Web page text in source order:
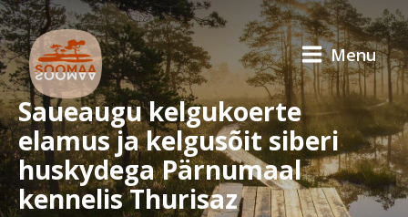
Menu
Saueaugu kelgukoerte
elamus ja kelgusõit siberi
huskydega Pärnumaal
kennelis Thurisaz